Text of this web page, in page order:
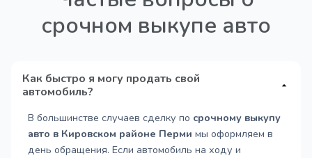
срочном выкупе авто
Как быстро я могу продать свой
автомобиль?
В большинстве случаев сделку по срочному выкупу
авто в Кировском районе Перми мы оформляем в
день обращения. Если автомобиль на ходу и